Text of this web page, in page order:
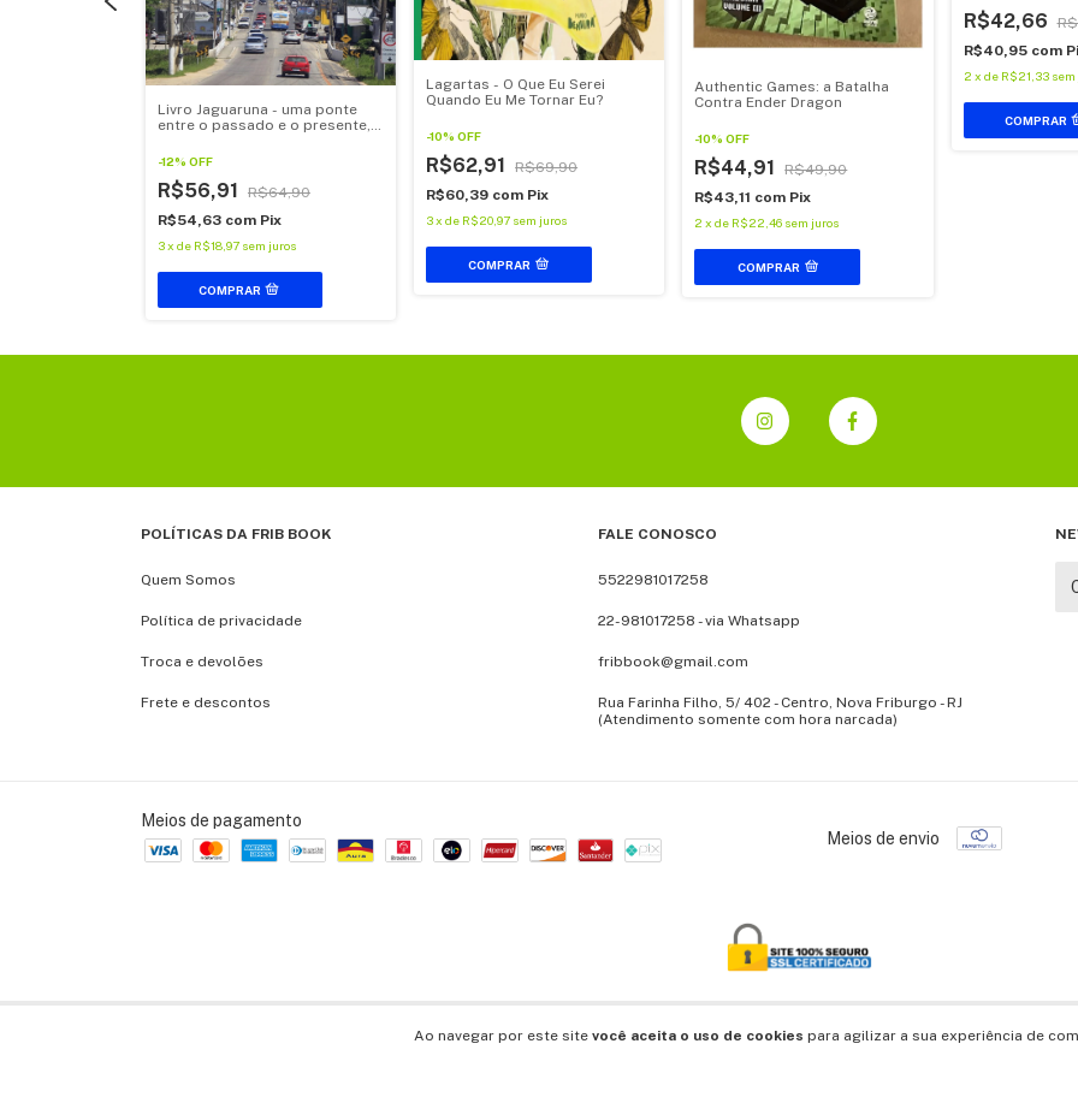
Ao navegar por este site você aceita o uso de cookies para agilizar a sua experiência de
Livro Jaguaruna - uma ponte
entre o passado e o presente,
-12% OFF
R$56,91
R$64,90
R$54,63 com Pix
3x de R$18,97 sem juros
Lagartas - O Que Eu Serei
Quando Eu Me Tornar Eu?
-10%OFF
R$62,91
R$69,90
R$60,39 com Pix
3xde R$20,97 sem juros
COMPRAR
Authentic Games: a Batalha
Contra Ender Dragon
-10%OFF
R$44,91
R$49,90
R$43,11 com Pix
2 xde R$22,46 sem juros
COMPRAR
R$42,66
R$40,95 com
2 x de R$21,33 sem
POLÍTICAS DA FRIB BOOK
Quem Somos
Política de privacidade
Troca e devolões
Frete e descontos
FALE CONOSCO
5522981017258
22-981017258 - via Whatsapp
fribbook@gmail.com
Rua Farinha Filho, 5/ 402 - Centro, Nova Friburgo - RJ
(Atendimento somente com hora narcada)
Meios de pagamento
Meios de envio